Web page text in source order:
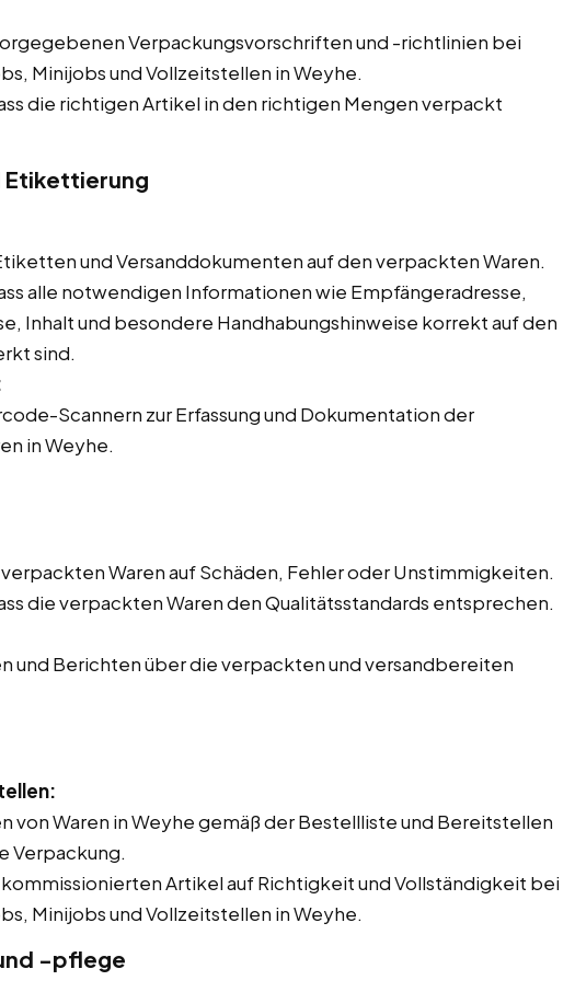
Verpackungsvorschriften und -richtlinien bei
Minijobs und Vollzeitstellen in Weyhe.
die richtigen Artikel in den richtigen Mengen verpackt
Etikettierung
und Versanddokumenten auf den verpackten Waren.
alle notwendigen Informationen wie Empfängeradresse,
Inhalt und besondere Handhabungshinweise korrekt auf den
sind.
Scannern zur Erfassung und Dokumentation der
in Weyhe.
Waren auf Schäden, Fehler oder Unstimmigkeiten.
die verpackten Waren den Qualitätsstandards entsprechen.
und Berichten über die verpackten und versandbereiten
von Waren in Weyhe gemäß der Bestellliste und Bereitstellen
Verpackung.
Artikel auf Richtigkeit und Vollständigkeit bei
Minijobs und Vollzeitstellen in Weyhe.
-pflege